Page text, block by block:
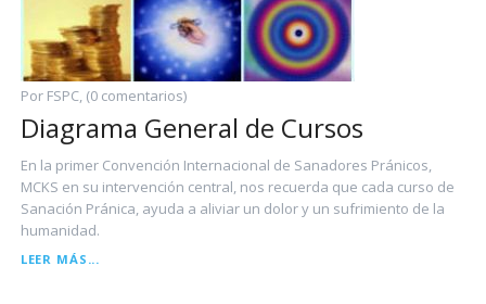
Por FSPC, (0 comentarios)
Diagrama General de Cursos
En la primer Convención Internacional de Sanadores Pránicos,
MCKS en su intervención central, nos recuerda que cada curso de
Sanación Pránica, ayuda a aliviar un dolor y un sufrimiento de la
humanidad.
LEER MÁS...